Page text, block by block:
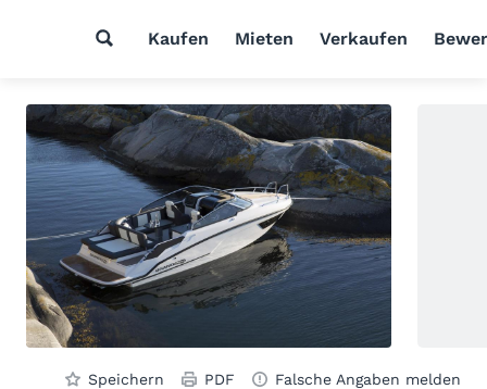
Kaufen Mieten Verkaufen
Speichern PDF Falsche Angaben melden